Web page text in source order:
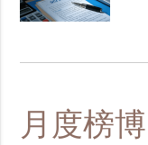
月度榜博